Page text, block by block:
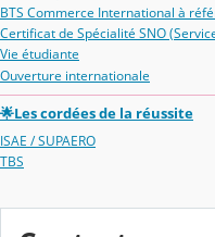
BTS Commerce International à
Certificat de Spécialité SNO
Vie étudiante
Ouverture internationale
🌟Les cordées de la réussite
ISAE / SUPAERO
TBS